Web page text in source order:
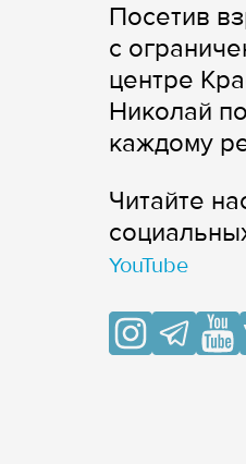
Посетив
с
центре
Николай
каждому
Читайте
YouTube